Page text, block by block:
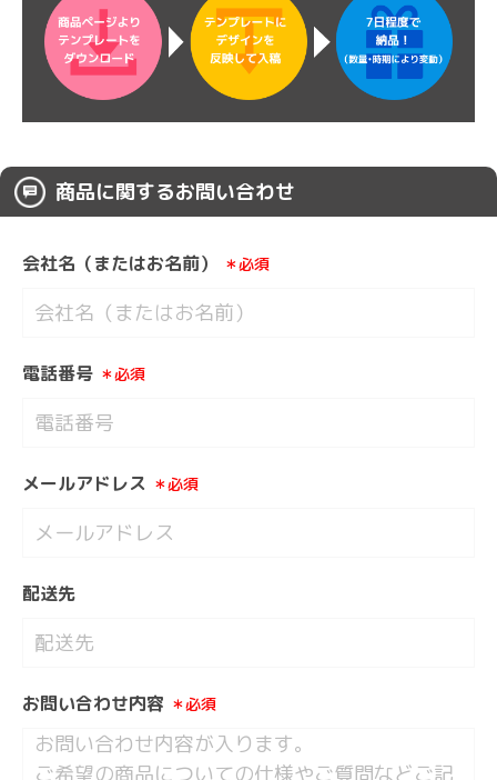
商品に関するお問い合わせ
会社名（またはお名前） ＊必須
電話番号 ＊必須
メールアドレス ＊必須
配送先
お問い合わせ内容 ＊必須